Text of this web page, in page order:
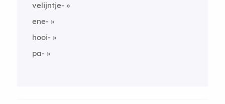
velijntje-
ene-
hooi-
pa-